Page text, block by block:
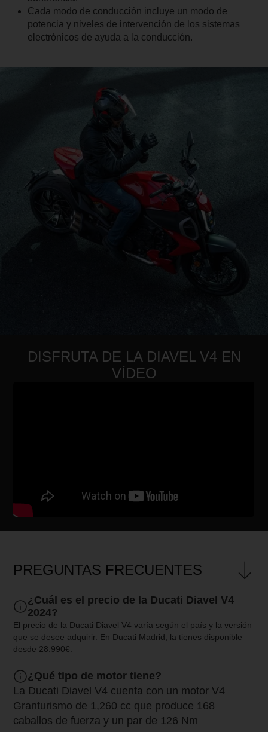
Cada modo de conducción incluye un modo de
potencia y niveles de intervención de los sistemas
electrónicos de ayuda a la conducción.
DISFRUTA DE LA DIAVEL V4 EN
VÍDEO
PREGUNTAS FRECUENTES
¿Cuál es el precio de la Ducati Diavel V4
2024?
El precio de la Ducati Diavel V4 varía según el país y la versión
que se desee adquirir. En Ducati Madrid, la tienes disponible
desde 28.990€.
¿Qué tipo de motor tiene?
La Ducati Diavel V4 cuenta con un motor V4
Granturismo de 1,260 cc que produce 168
caballos de fuerza y un par de 126 Nm